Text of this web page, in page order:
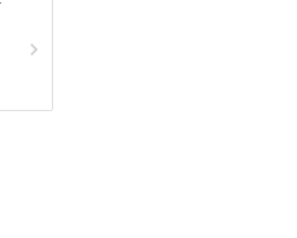
chevron_right